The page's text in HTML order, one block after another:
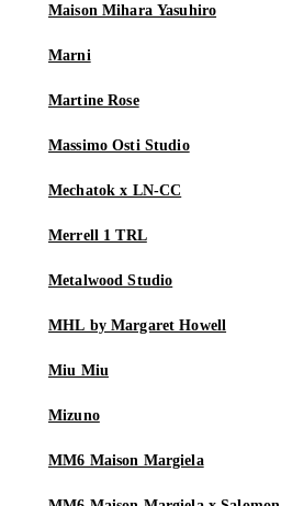
Maison Mihara Yasuhiro
Marni
Martine Rose
Massimo Osti Studio
Mechatok x LN-CC
Merrell 1 TRL
Metalwood Studio
MHL by Margaret Howell
Miu Miu
Mizuno
MM6 Maison Margiela